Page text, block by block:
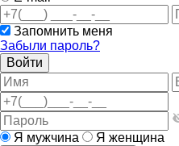
Запомнить меня
Забыли пароль?
Войти
Я мужчина
Я женщина